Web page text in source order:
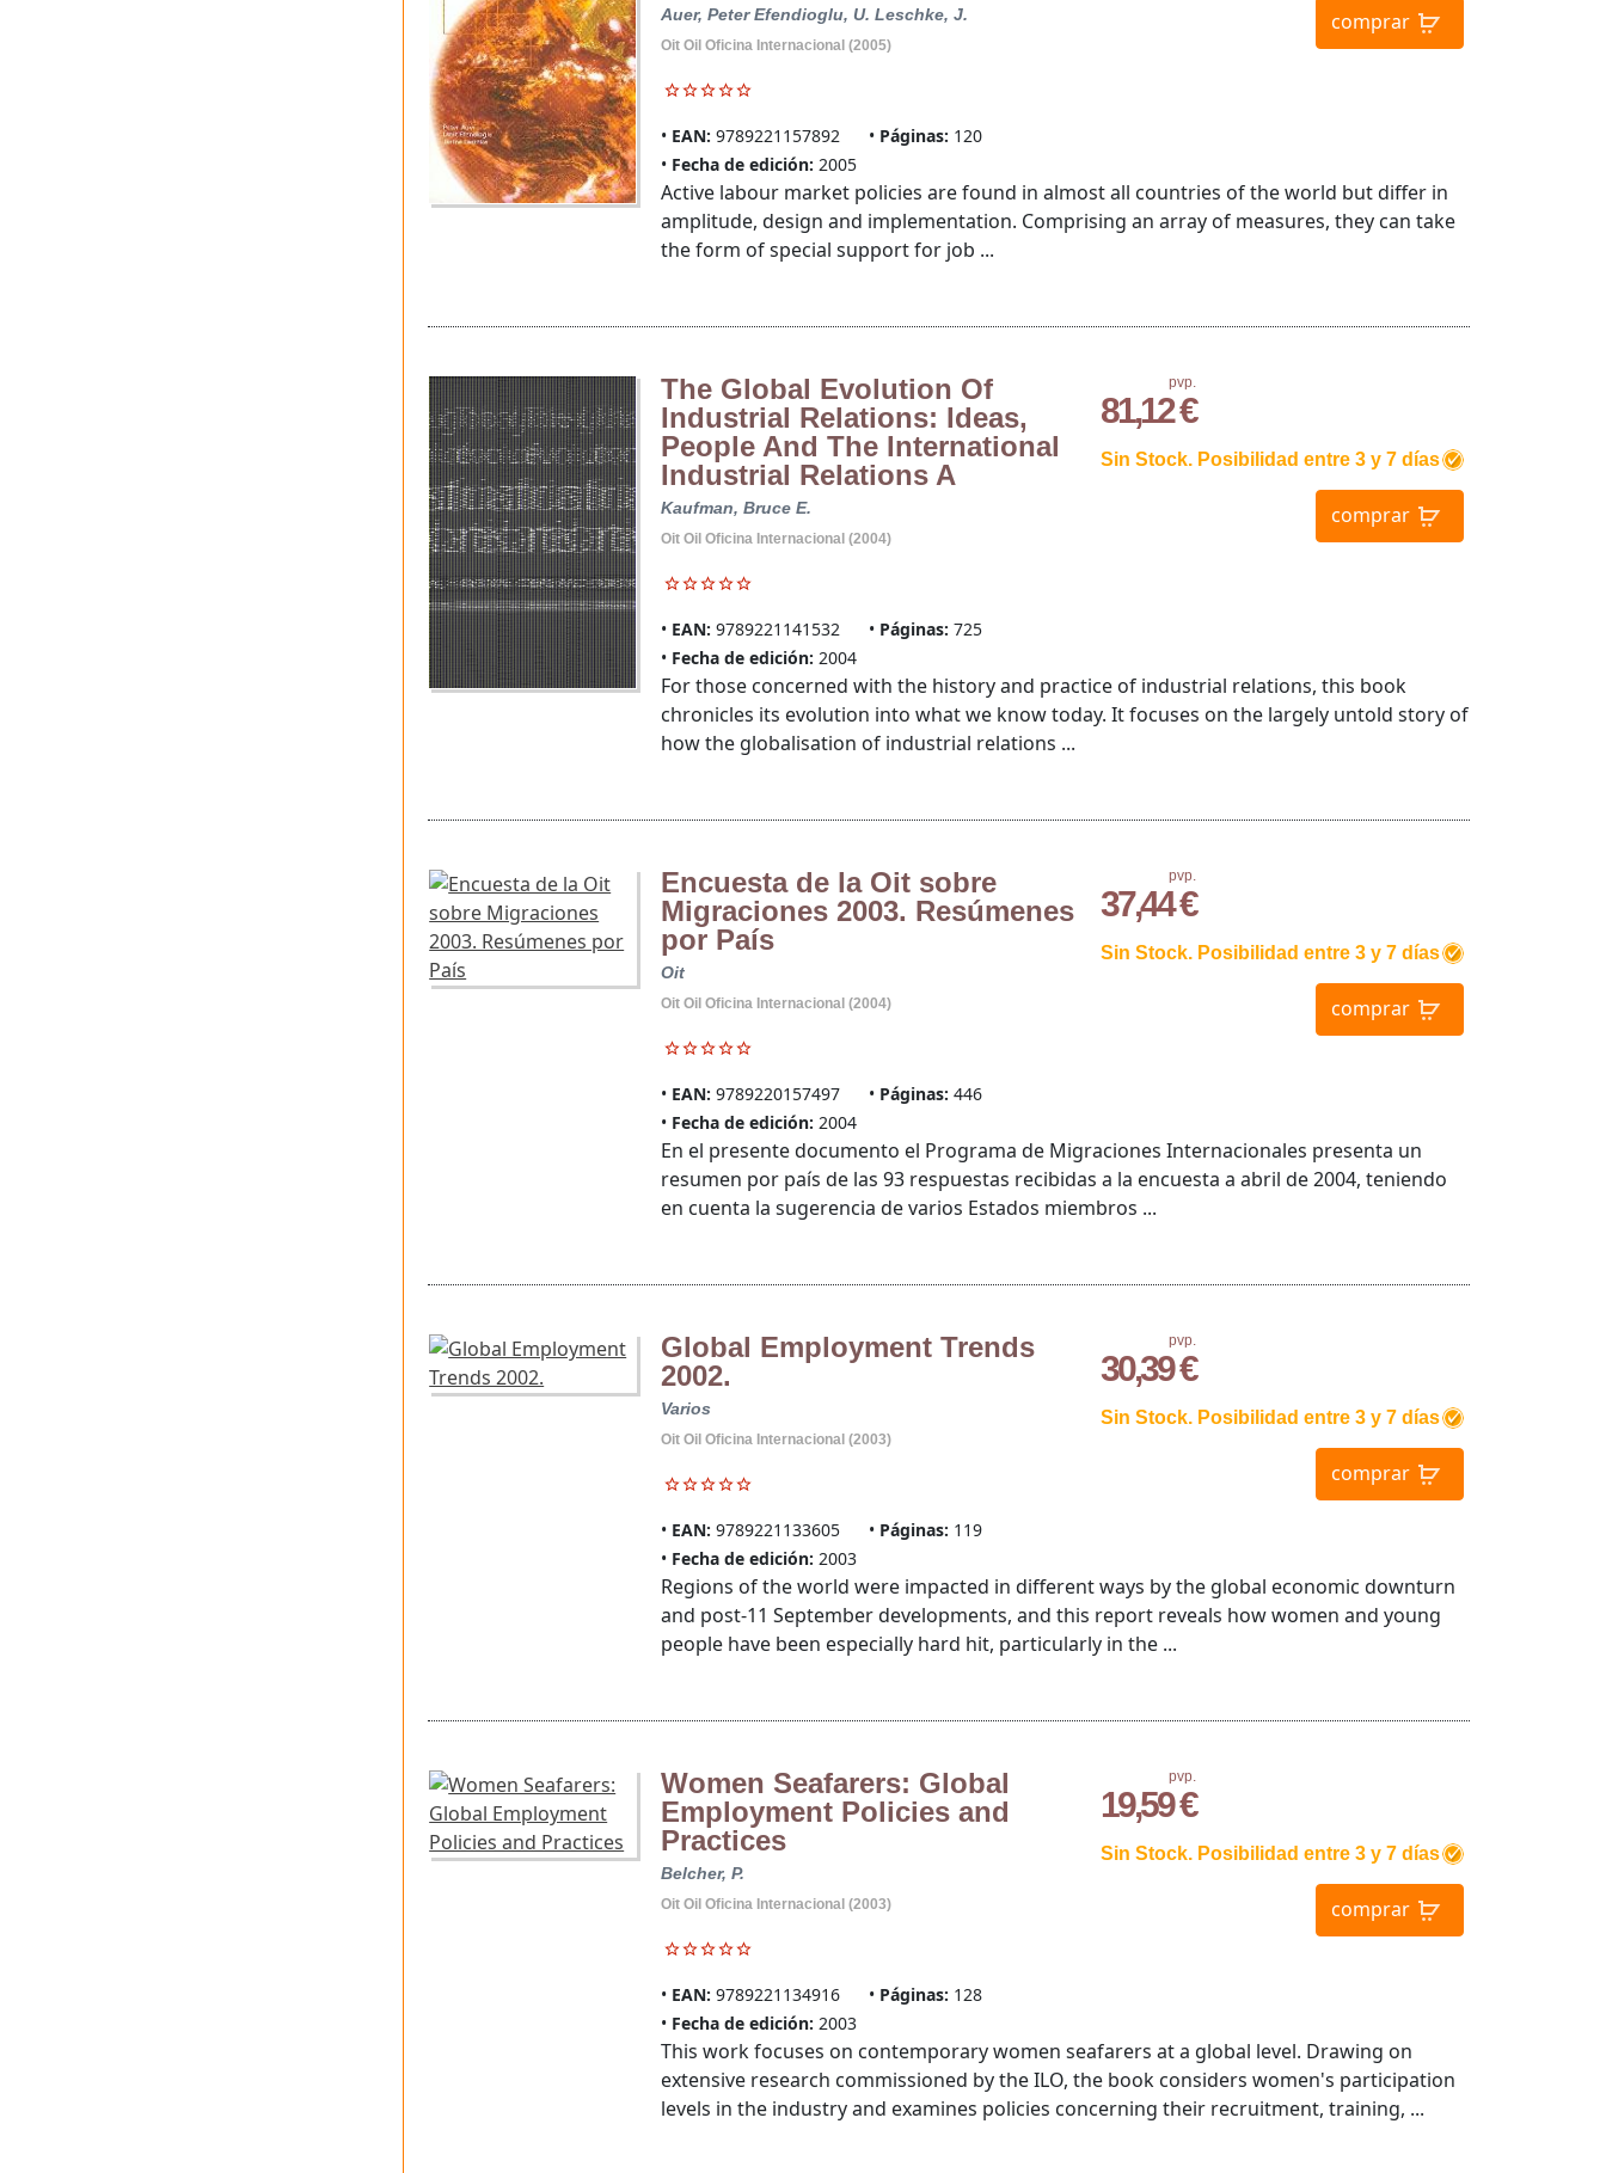
Auer, Peter Efendioglu, U. Leschke, J.
Oit Oil Oficina Internacional (2005)
EAN: 9789221157892 Páginas: 120
Fecha de edición: 2005
comprar
Active labour market policies are found in almost all countries of the world but differ in
amplitude, design and implementation. Comprising an array of measures, they can take
the form of special support for job ...
The Global Evolution Of
Industrial Relations: Ideas,
People And The International
Industrial Relations A
Kaufman, Bruce E.
Oit Oil Oficina Internacional (2004)
EAN: 9789221141532 Páginas: 725
Fecha de edición: 2004
pvp.
81,12 €
Sin Stock. Posibilidad entre 3 y 7 días
comprar
For those concerned with the history and practice of industrial relations, this book
chronicles its evolution into what we know today. It focuses on the largely untold story of
how the globalisation of industrial relations ...
Encuesta de la Oit sobre
Migraciones 2003. Resúmenes
por País
Oit
Oit Oil Oficina Internacional (2004)
EAN: 9789220157497 Páginas: 446
Fecha de edición: 2004
pvp.
37,44 €
Sin Stock. Posibilidad entre 3 y 7 días
comprar
En el presente documento el Programa de Migraciones Internacionales presenta un
resumen por país de las 93 respuestas recibidas a la encuesta a abril de 2004, teniendo
en cuenta la sugerencia de varios Estados miembros ...
Global Employment Trends
2002.
Varios
Oit Oil Oficina Internacional (2003)
EAN: 9789221133605 Páginas: 119
Fecha de edición: 2003
pvp.
30,39 €
Sin Stock. Posibilidad entre 3 y 7 días
comprar
Regions of the world were impacted in different ways by the global economic downturn
and post-11 September developments, and this report reveals how women and young
people have been especially hard hit, particularly in the ...
Women Seafarers: Global
Employment Policies and
Practices
Belcher, P.
Oit Oil Oficina Internacional (2003)
EAN: 9789221134916 Páginas: 128
Fecha de edición: 2003
pvp.
19,59 €
Sin Stock. Posibilidad entre 3 y 7 días
comprar
This work focuses on contemporary women seafarers at a global level. Drawing on
extensive research commissioned by the ILO, the book considers women's participation
levels in the industry and examines policies concerning their recruitment, training, ...